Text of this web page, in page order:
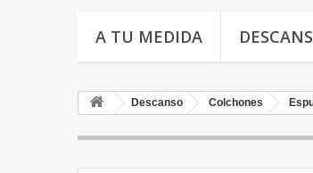
A TU MEDIDA
Descanso Colchones